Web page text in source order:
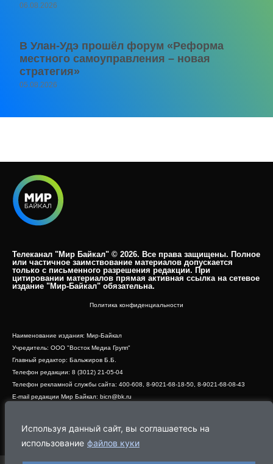
Используя данный сайт, вы соглашаетесь на
использование файлов куки
06.08.2026
В Улан-Удэ прошёл форум «Реформа
местного самоуправления – новая
стратегия»
05.08.2026
Телеканал "Мир Байкал" © 2026. Все права защищены. Полное
или частичное заимствование материалов допускается
только с письменного разрешения редакции. При
цитировании материалов прямая активная ссылка на сетевое
издание "Мир-Байкал" обязательна.​
Политика конфиденциальности
Наименование издания: Мир-Байкал
Учредитель: ООО "Восток Медиа Групп"
Главный редактор: Бальжиров Б.Б.
Телефон редакции: 8 (3012) 21-05-04
Телефон рекламной службы сайта: 400-608, 8-9021-68-18-50, 8-9021-68-08-43
E-mail редакции Мир Байкал: bicn@bk.ru
Адрес редакции: 670000, г. Улан-Удэ, ул. Профсоюзная, дом 44, офис 1